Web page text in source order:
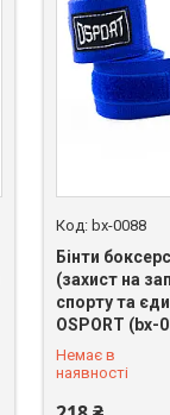
bx-0088
Бінти
(захист на
спорту та
OSPORT (bx-
Немає в
наявності
+380 (93) 625-